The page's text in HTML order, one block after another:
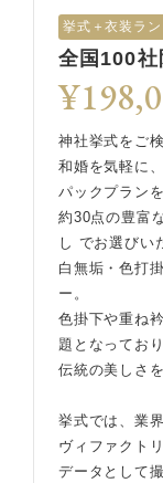
挙式︎＋衣装ラ
全国100社
神社挙式をご
和婚を気軽に
パックプラン
約30点の豊富
し でお選びい
白無垢・色打
ー。
色掛下や重ね
題となっており
伝統の美しさ
挙式では、業
ヴィファクト
データとして撮